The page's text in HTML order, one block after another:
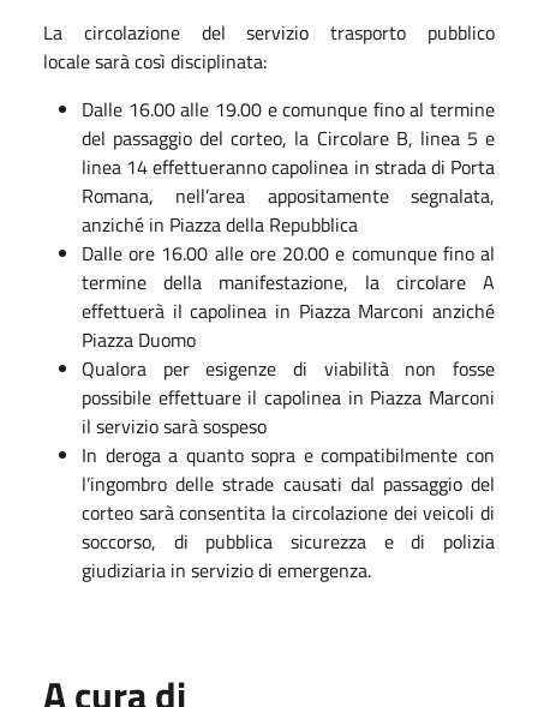
La circolazione del servizio trasporto pubblico
locale sarà così disciplinata:
Dalle 16.00 alle 19.00 e comunque fino al termine
del passaggio del corteo, la Circolare B, linea 5 e
linea 14 effettueranno capolinea in strada di Porta
Romana, nell’area appositamente segnalata,
anziché in Piazza della Repubblica
Dalle ore 16.00 alle ore 20.00 e comunque fino al
termine della manifestazione, la circolare A
effettuerà il capolinea in Piazza Marconi anziché
Piazza Duomo
Qualora per esigenze di viabilità non fosse
possibile effettuare il capolinea in Piazza Marconi
il servizio sarà sospeso
In deroga a quanto sopra e compatibilmente con
l’ingombro delle strade causati dal passaggio del
corteo sarà consentita la circolazione dei veicoli di
soccorso, di pubblica sicurezza e di polizia
giudiziaria in servizio di emergenza.
A cura di